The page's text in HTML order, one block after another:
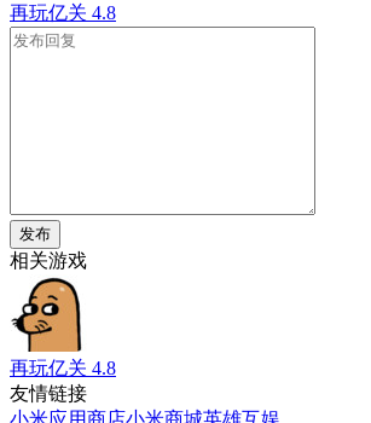
再玩亿关 4.8
发布
相关游戏
再玩亿关 4.8
友情链接
小米应用商店小米商城英雄互娱